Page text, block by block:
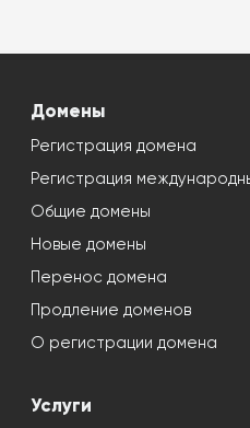
Домены
Регистрация домена
Регистрация
Общие домены
Новые домены
Перенос домена
Продление доменов
О регистрации домена
Услуги